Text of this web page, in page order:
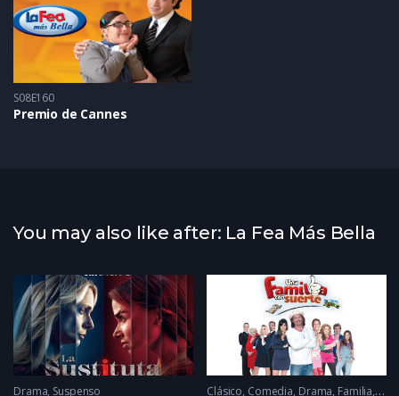
S08E160
Premio de Cannes
You may also like after: La Fea Más Bella
Drama, Suspenso Clásico, Comedia, Drama, Familia,